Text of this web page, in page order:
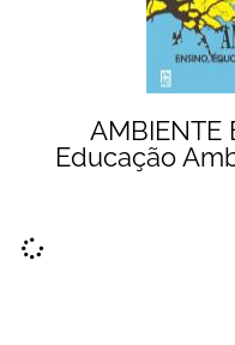
AMBIENTE
Educação